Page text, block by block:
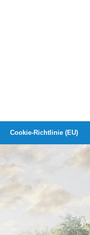
Cookie-Richtlinie (EU)